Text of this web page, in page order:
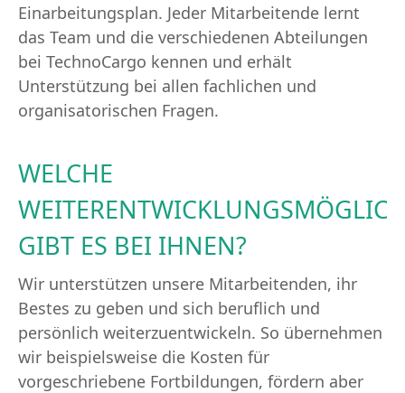
Einarbeitungsplan. Jeder Mitarbeitende lernt
das Team und die verschiedenen Abteilungen
bei TechnoCargo kennen und erhält
Unterstützung bei allen fachlichen und
organisatorischen Fragen.
WELCHE
GIBT ES BEI IHNEN?
Wir unterstützen unsere Mitarbeitenden, ihr
Bestes zu geben und sich beruflich und
persönlich weiterzuentwickeln. So übernehmen
wir beispielsweise die Kosten für
vorgeschriebene Fortbildungen, fördern aber